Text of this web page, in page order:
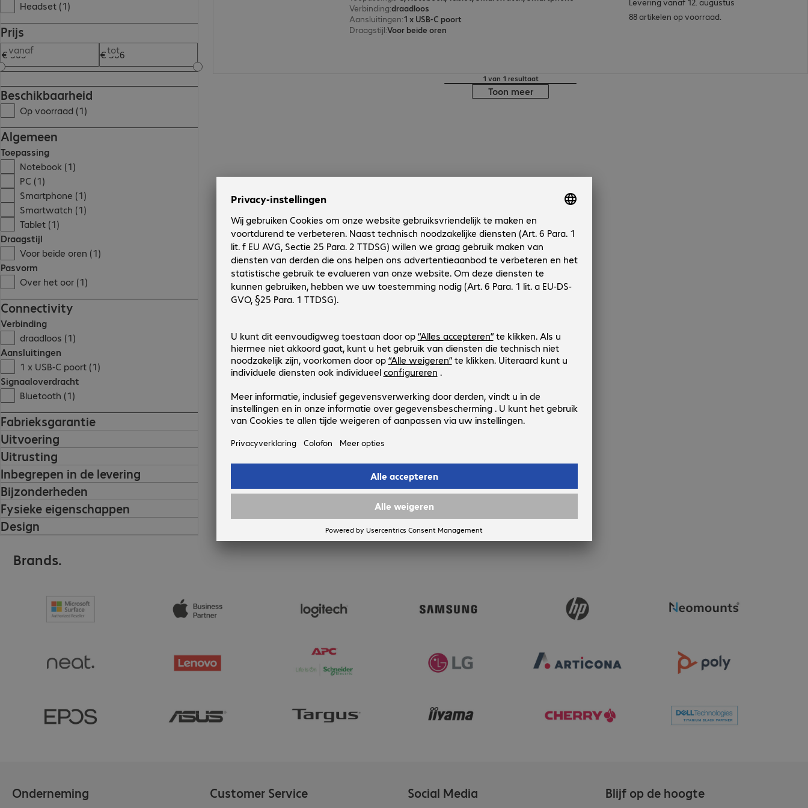
Headset (1)
Prijs
vanaf tot
Beschikbaarheid
Op voorraad (1)
Algemeen
Toepassing
Notebook (1)
PC (1)
Smartphone (1)
Smartwatch (1)
Tablet (1)
Draagstijl
Voor beide oren (1)
Pasvorm
Over het oor (1)
Connectivity
Verbinding
draadloos (1)
Aansluitingen
1 x USB-C poort (1)
Signaaloverdracht
Bluetooth (1)
Fabrieksgarantie
Uitvoering
Uitrusting
Inbegrepen in de levering
Bijzonderheden
Fysieke eigenschappen
Design
Verbinding:draadloos
Aansluitingen:1 x USB-C poort
Draagstijl:Voor beide oren
88 artikelen op voorraad.
1 van 1 resultaat
Toon meer
Brands.
Onderneming Customer Service Social Media Blijf op de hoogte